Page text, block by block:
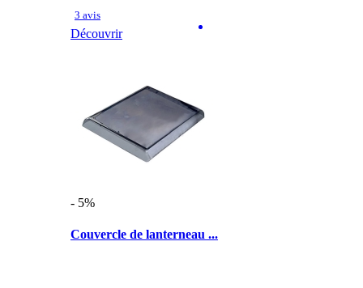
3 avis
Découvrir
- 5%
Couvercle de lanterneau ...